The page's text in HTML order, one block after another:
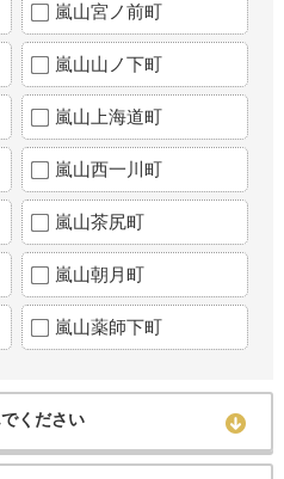
嵐山宮ノ前町
嵐山山ノ下町
嵐山上海道町
嵐山西一川町
嵐山茶尻町
嵐山朝月町
嵐山薬師下町
ください